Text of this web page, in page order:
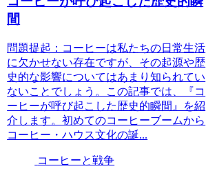
間
問題提起：コーヒーは私たちの日常生活
に欠かせない存在ですが、その起源や歴
史的な影響についてはあまり知られてい
ないことでしょう。この記事では、『コ
ーヒーが呼び起こした歴史的瞬間』を紹
介します。初めてのコーヒーブームから
コーヒー・ハウス文化の誕...
コーヒーと戦争